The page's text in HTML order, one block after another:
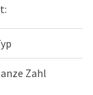
Zahl